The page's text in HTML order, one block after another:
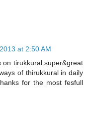
at 2:50 AM
on tirukkural.super&great
of thirukkural in daily
for the most fesfull